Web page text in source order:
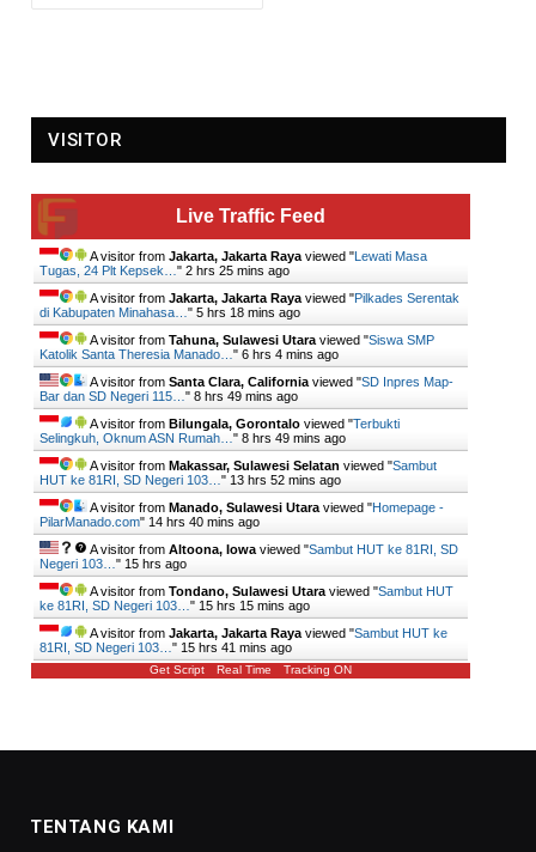
VISITOR
Live Traffic Feed
A visitor from Jakarta, Jakarta Raya viewed " Lewati Masa
Tugas, 24 Plt Kepsek… " 2 hrs 25 mins ago
A visitor from Jakarta, Jakarta Raya viewed "Pilkades Serentak
di Kabupaten Minahasa… " 5 hrs 18 mins ago
A visitor from Tahuna, Sulawesi Utara viewed "Siswa SMP
Katolik Santa Theresia Manado… " 6 hrs 4 mins ago
A visitor from Santa Clara, California viewed "SD Inpres Map-
Bar dan SD Negeri 115… " 8 hrs 49 mins ago
A visitor from Bilungala, Gorontalo viewed "Terbukti
Selingkuh, Oknum ASN Rumah… " 8 hrs 49 mins ago
A visitor from Makassar, Sulawesi Selatan viewed "Sambut
HUT ke 81RI, SD Negeri 103… " 13 hrs 52 mins ago
A visitor from Manado, Sulawesi Utara viewed "Homepage -
PilarManado.com" 14 hrs 40 mins ago
A visitor from Altoona, Iowa viewed "Sambut HUT ke 81RI, SD
Negeri 103… " 15 hrs ago
A visitor from Tondano, Sulawesi Utara viewed "Sambut HUT
ke 81RI, SD Negeri 103… " 15 hrs 15 mins ago
A visitor from Jakarta, Jakarta Raya viewed "Sambut HUT ke
81RI, SD Negeri 103… " 15 hrs 41 mins ago
Get Script Real Time Tracking ON
TENTANG KAMI